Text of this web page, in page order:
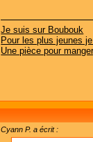
Je suis sur Boubouk
Pour les plus jeunes
Une pièce pour
Cyann P. a écrit :